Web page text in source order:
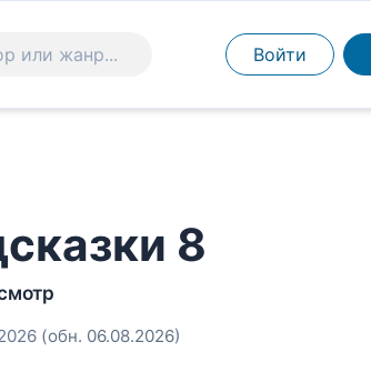
Войти
8
(обн. 06.08.2026)